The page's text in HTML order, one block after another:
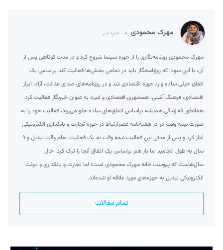
مهرک محمودی سردبیر
مهرک محمودی روزنامه‌نگاری را از حوزه سینما شروع کرد و در مدت کوتاهی پس از
آن، با این سودا که روزنامه‌نگار باید در تمامی بخش‌ها فعالیت کند براساس یک
اتفاق خیلی ساده وارد حوزه اقتصادی شد و در روزنامه‌های صدای عدالت، آزاد، ابرار
اقتصادی، فرهنگ آشتی، همشهری اقتصادی و غیره به عنوان خبرنگار فعالیت کرد.
همانطور که زندگی همیشه براساس اتفاق‌های ساده جلو می‌رود، فعالیت خود را به
صورت نیمه وقت در در هفته‌نامه عصرارتباط در حوزه تجارت و بانکداری الکترونیکی
آغاز کرد و پس از مدتی این فعالیت نیمه وقت به یک فعالیت تمام وقت تبدیل و ۹
سال به طول انجامید اما باز هم براساس یک اتفاق آنجا را ترک کرد. حال
سال‌هاست که پیوست خانه مهرک محمودی است؛ اما تجارت و بانکداری و دولت
الکترونیکی تبدیل به حوزه‌های مورد علاقه او شده‌اند.
تمام مقالات